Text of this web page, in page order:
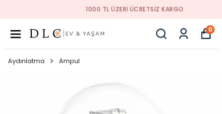
1000 TL ÜZERI ÜCRETSIZ KARGO
0
Aydınlatma Ampul